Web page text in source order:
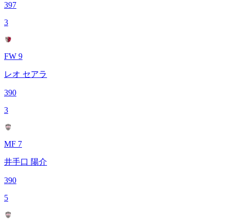
397
3
FW 9
レオ セアラ
390
3
MF 7
井手口 陽介
390
5